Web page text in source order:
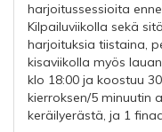
harjoitussessioita
Kilpailuviikolla sekä
harjoituksia tiistaina,
kisaviikolla myös
klo 18:00 ja koostuu
kierroksen/5 minuutin
keräilyerästä, ja 1